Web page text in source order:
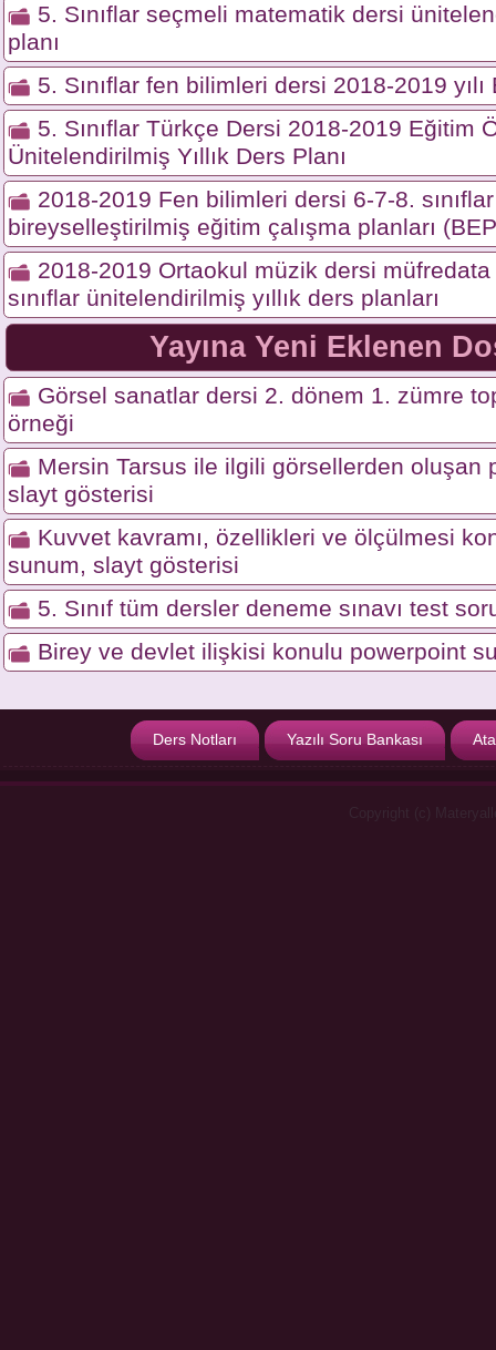
5. Sınıflar seçmeli matematik dersi
planı
5. Sınıflar fen bilimleri dersi 2018-2019 yılı
5. Sınıflar Türkçe Dersi 2018-2019 Eğitim
Ünitelendirilmiş Yıllık Ders Planı
2018-2019 Fen bilimleri dersi 6-7-8. sınıflar
bireyselleştirilmiş eğitim çalışma planları
2018-2019 Ortaokul müzik dersi
sınıflar ünitelendirilmiş yıllık ders planları
Yayına Yeni Eklenen
Görsel sanatlar dersi 2. dönem 1. zümre
örneği
Mersin Tarsus ile ilgili görsellerden oluşan
slayt gösterisi
Kuvvet kavramı, özellikleri ve ölçülmesi
sunum, slayt gösterisi
5. Sınıf tüm dersler deneme sınavı test
Birey ve devlet ilişkisi konulu powerpoint
Ders Notları Yazılı Soru Bankası